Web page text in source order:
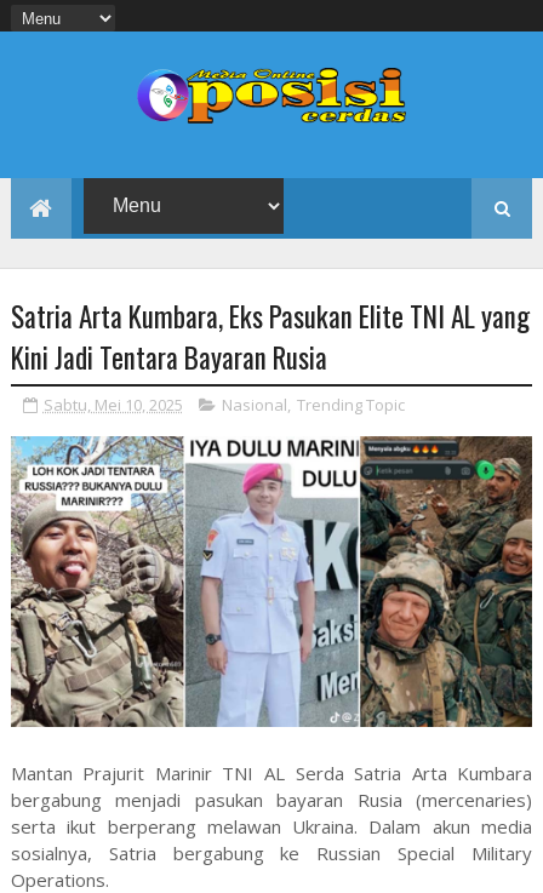
Satria Arta Kumbara, Eks Pasukan Elite TNI AL yang
Kini Jadi Tentara Bayaran Rusia
Sabtu, Mei 10, 2025 Nasional, Trending Topic
Mantan Prajurit Marinir TNI AL Serda Satria Arta Kumbara
bergabung menjadi pasukan bayaran Rusia (mercenaries)
serta ikut berperang melawan Ukraina. Dalam akun media
sosialnya, Satria bergabung ke Russian Special Military
Operations.